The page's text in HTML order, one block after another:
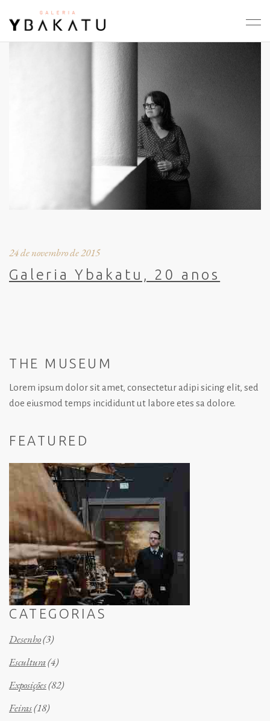
24 de novembro de 2015
Galeria Ybakatu, 20 anos
THE MUSEUM
Lorem ipsum dolor sit amet, consectetur adipi sicing elit, sed
doe eiusmod temps incididunt ut labore etes sa dolore.
FEATURED
CATEGORIAS
Desenho(3)
Escultura(4)
Exposições(82)
Feiras(18)